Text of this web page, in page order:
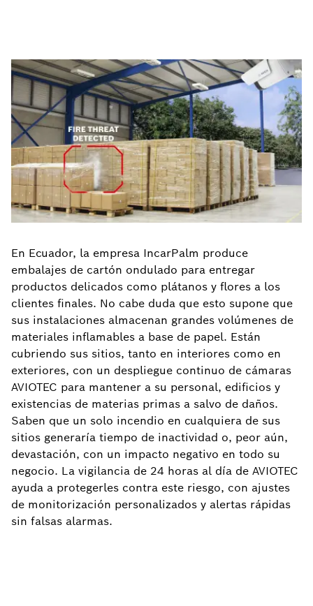
En Ecuador, la empresa IncarPalm produce
embalajes de cartón ondulado para entregar
productos delicados como plátanos y flores a los
clientes finales. No cabe duda que esto supone que
sus instalaciones almacenan grandes volúmenes de
materiales inflamables a base de papel. Están
cubriendo sus sitios, tanto en interiores como en
exteriores, con un despliegue continuo de cámaras
AVIOTEC para mantener a su personal, edificios y
existencias de materias primas a salvo de daños.
Saben que un solo incendio en cualquiera de sus
sitios generaría tiempo de inactividad o, peor aún,
devastación, con un impacto negativo en todo su
negocio. La vigilancia de 24 horas al día de AVIOTEC
ayuda a protegerles contra este riesgo, con ajustes
de monitorización personalizados y alertas rápidas
sin falsas alarmas.